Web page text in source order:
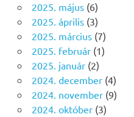
2025. május(6)
2025. április(3)
2025. március(7)
2025. február(1)
2025. január(2)
2024. december(4)
2024. november(9)
2024. október(3)